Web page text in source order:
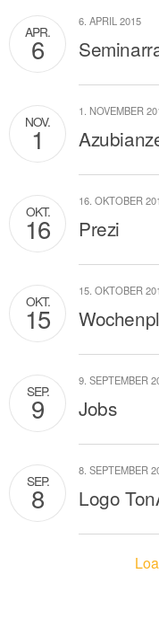
APR.
6
6. APRIL 2015
NOV.
1
1. NOVEMBER
OKT.
16
16. OKTOBER
Prezi
OKT.
15
15. OKTOBER
SEP.
9
9. SEPTEMBER
Jobs
SEP.
8
8. SEPTEMBER
Logo